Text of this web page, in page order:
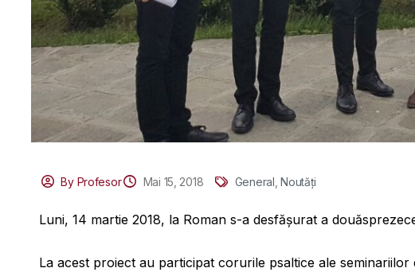
By Profesor Mai 15, 2018 General ,Noutăți
Luni, 14 martie 2018, la Roman s-a desfășurat a
La acest proiect au participat corurile psaltice ale